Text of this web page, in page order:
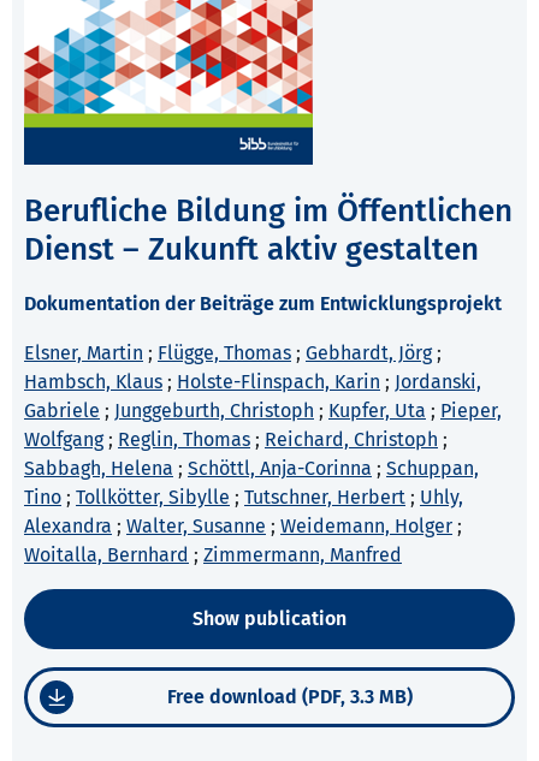
Berufliche Bildung im Öffentlichen
Dienst – Zukunft aktiv gestalten
Dokumentation der Beiträge zum Entwicklungsprojekt
Elsner, Martin ; Flügge, Thomas ; Gebhardt, Jörg;
Hambsch, Klaus ; Holste-Flinspach, Karin ; Jordanski,
Gabriele ; Junggeburth, Christoph ; Kupfer, Uta ; Pieper,
Wolfgang; Reglin, Thomas ; Reichard, Christoph ;
Sabbagh, Helena ; Schöttl, Anja-Corinna ; Schuppan,
Tino ; Tollkötter, Sibylle ; Tutschner, Herbert ; Uhly,
Alexandra ; Walter, Susanne ; Weidemann, Holger ;
Woitalla, Bernhard ; Zimmermann, Manfred
Show publication
Free download (PDF, 3.3 MB)